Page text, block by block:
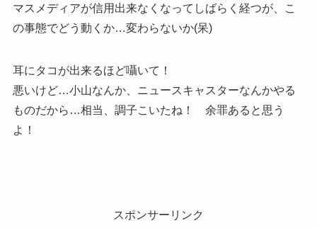
マスメディアが信用出来なくなってしばらく経つが、こ
の事態でどう動くか…変わらないか(呆)
耳にタコが出来るほど囁いて！
悪いけど…小山なんか、ニュースキャスターなんかやる
ものだから…相当、調子こいたね！ 余罪あると思う
よ！
スポンサーリンク